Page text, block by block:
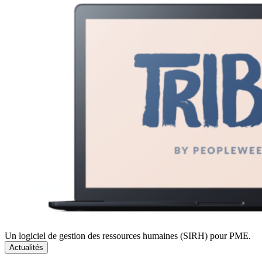
Un logiciel de gestion des ressources humaines (SIRH) pour PME.
Actualités